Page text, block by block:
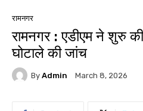
रामनगर
रामनगर : एडीएम ने शुरु
घोटाले की जांच
By Admin March 8, 2026